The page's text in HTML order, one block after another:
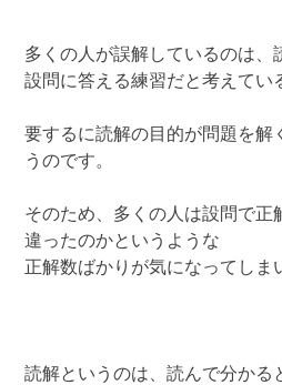
多くの人が誤解しているのは、
設問に答える練習だと考えてい
要するに読解の目的が問題を解
うのです。
そのため、多くの人は設問で正
違ったのかというような
正解数ばかりが気になってしま
読解というのは、読んで分かる